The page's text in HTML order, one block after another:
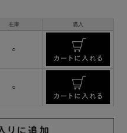
在庫 購入
○
○